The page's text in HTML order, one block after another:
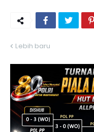
Lebih baru